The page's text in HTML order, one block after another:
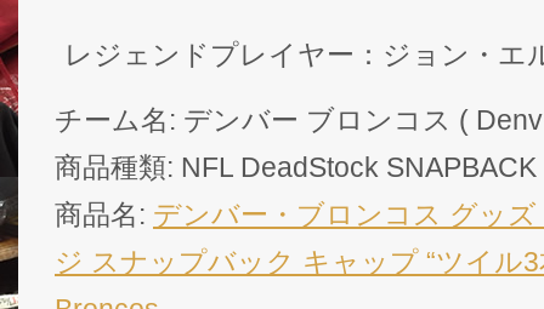
レジェンドプレイヤー：ジョン・エ
チーム名: デンバー ブロンコス (
商品種類: NFL DeadStock SNAPBACK
商品名: デンバー・ブロンコス グッ
ジ スナップバック キャップ “ツイル